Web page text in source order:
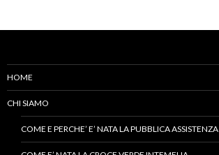
HOME
CHI SIAMO
COME E PERCHE’ E’ NATA LA PUBBLICA ASSISTENZA